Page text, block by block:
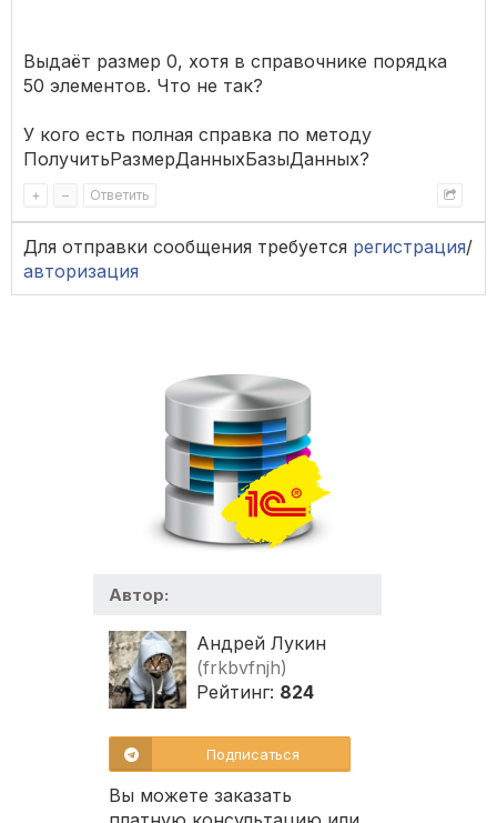
Выдаёт размер 0, хотя в справочнике порядка
50 элементов. Что не так?
У кого есть полная справка по методу
ПолучитьРазмерДанныхБазыДанных?
+ – Ответить
Для отправки сообщения требуется регистрация/
авторизация
Автор:
Андрей Лукин
(frkbvfnjh)
Рейтинг: 824
Подписаться
Вы можете заказать